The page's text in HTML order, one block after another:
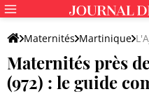
Maternités Martinique
Maternités près
(972) : le guide